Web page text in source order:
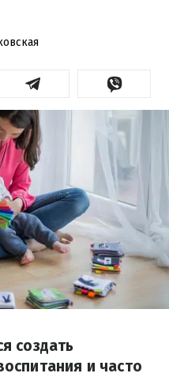
создать
и часто